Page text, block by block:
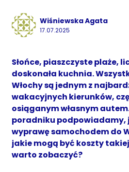
Wiśniewska Agata
17.07.2025
Słońce, piaszczyste plaże,
doskonała kuchnia.
Włochy są jednym z
wakacyjnych kierunków,
osiąganym własnym
poradniku podpowiadamy,
wyprawę samochodem do
jakie mogą być koszty
warto zobaczyć?